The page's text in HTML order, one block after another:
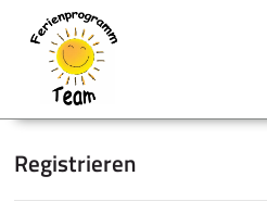
Registrieren